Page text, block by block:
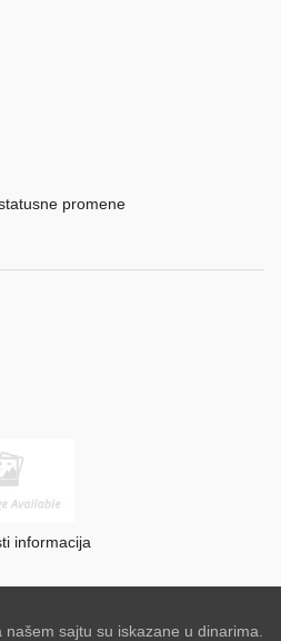
promene
informacija
sajtu su iskazane u dinarima.